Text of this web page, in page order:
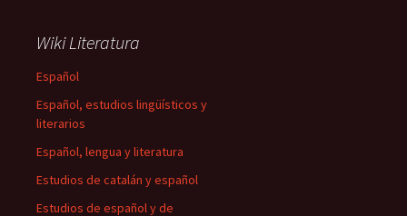
Wiki Literatura
Español
Español, estudios lingüísticos y
literarios
Español, lengua y literatura
Estudios de catalán y español
Estudios de español y de